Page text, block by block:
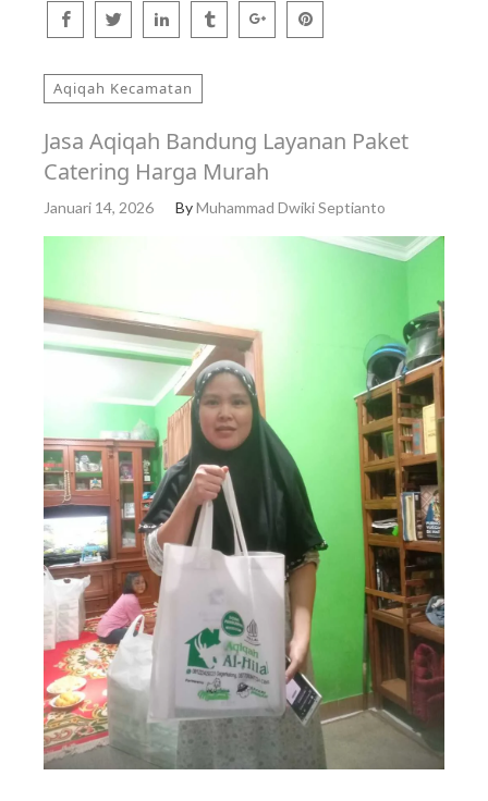
Aqiqah Kecamatan
Jasa Aqiqah Bandung Layanan Paket
Catering Harga Murah
Januari 14, 2026 ByMuhammad Dwiki Septianto